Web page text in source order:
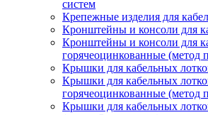
систем
Крепежные изделия для
Кронштейны и консоли для
Кронштейны и консоли для
горячеоцинкованные (метод
Крышки для кабельных
Крышки для кабельных
горячеоцинкованные (метод
Крышки для кабельных